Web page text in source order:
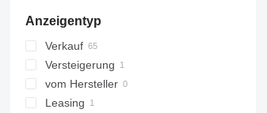
Anzeigentyp
Verkauf
Versteigerung
vom Hersteller
Leasing